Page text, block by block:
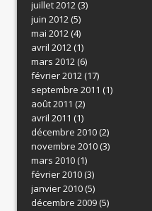
juillet 2012(3)
juin 2012(5)
mai 2012(4)
avril 2012(1)
mars 2012(6)
février 2012(17)
septembre 2011 (1)
août 2011 (2)
avril 2011 (1)
décembre 2010(2)
novembre 2010(3)
mars 2010(1)
février 2010(3)
janvier 2010(5)
décembre 2009(5)